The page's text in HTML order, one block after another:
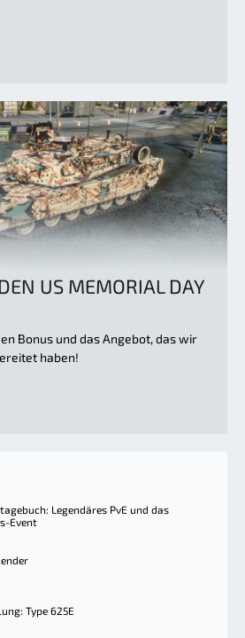
US MEMORIAL DAY
Bonus und das Angebot, das wir
haben!
Legendäres PvE und das
Event
Type 625E